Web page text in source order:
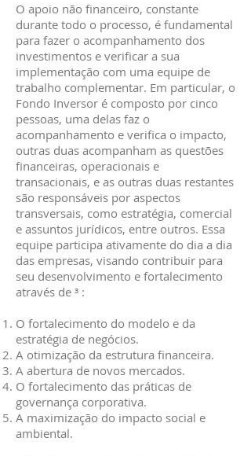
O apoio não financeiro, constante
durante todo o processo, é fundamental
para fazer o acompanhamento dos
investimentos e verificar a sua
implementação com uma equipe de
trabalho complementar. Em particular, o
Fondo Inversor é composto por cinco
pessoas, uma delas faz o
acompanhamento e verifica o impacto,
outras duas acompanham as questões
financeiras, operacionais e
transacionais, e as outras duas restantes
são responsáveis por aspectos
transversais, como estratégia, comercial
e assuntos jurídicos, entre outros. Essa
equipe participa ativamente do dia a dia
das empresas, visando contribuir para
seu desenvolvimento e fortalecimento
através de ³ :
O fortalecimento do modelo e da
estratégia de negócios.
A otimização da estrutura financeira.
A abertura de novos mercados.
O fortalecimento das práticas de
governança corporativa.
A maximização do impacto social e
ambiental.